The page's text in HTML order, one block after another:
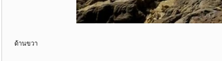
ด้านขวา